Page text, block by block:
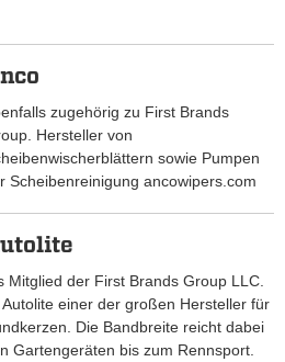
zugehörig zu First Brands
Hersteller von
sowie Pumpen
Scheibenreinigung ancowipers.com
Mitglied der First Brands Group LLC.
Autolite einer der großen Hersteller für
Die Bandbreite reicht dabei
Gartengeräten bis zum Rennsport.